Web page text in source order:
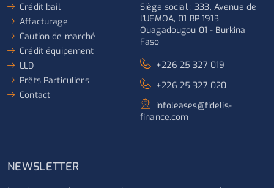
Crédit bail
Affacturage
Caution de marché
Crédit équipement
LLD
Prêts Particuliers
Contact
Siège social : 333, Avenue de
l'UEMOA, 01 BP 1913
Ouagadougou 01 - Burkina
Faso
+226 25 327 019
+226 25 327 020
infoleases@fidelis-
finance.com
NEWSLETTER